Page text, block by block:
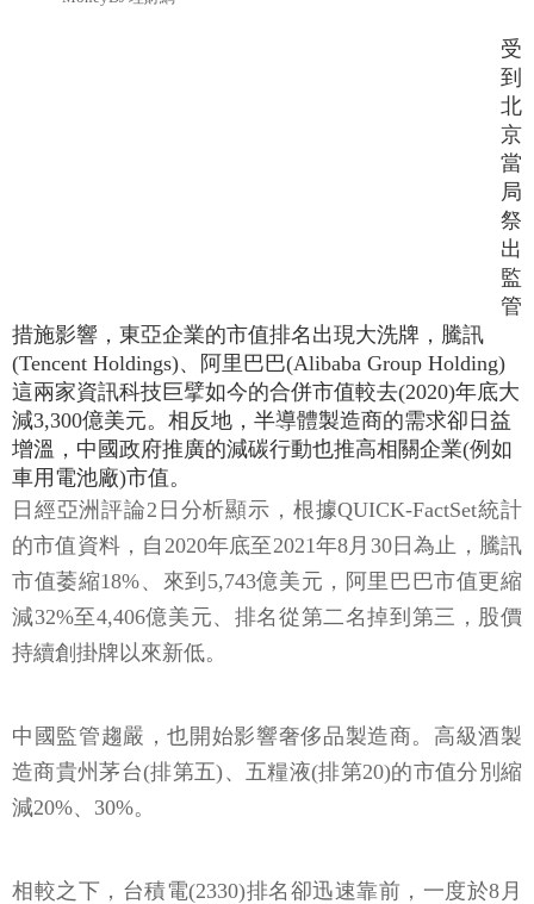
受
到
北
京
當
局
祭
出
監
管
措施影響，東亞企業的市值排名出現大洗牌，騰訊
(Tencent Holdings)、阿里巴巴(Alibaba Group Holding)
這兩家資訊科技巨擘如今的合併市值較去(2020)年底大
減3,300億美元。相反地，半導體製造商的需求卻日益
增溫，中國政府推廣的減碳行動也推高相關企業(例如
車用電池廠)市值。
日經亞洲評論2日分析顯示，根據QUICK-FactSet統計
的市值資料，自2020年底至2021年8月30日為止，騰訊
市值萎縮18%、來到5,743億美元，阿里巴巴市值更縮
減32%至4,406億美元、排名從第二名掉到第三，股價
持續創掛牌以來新低。
中國監管趨嚴，也開始影響奢侈品製造商。高級酒製
造商貴州茅台(排第五)、五糧液(排第20)的市值分別縮
減20%、30%。
相較之下，台積電(2330)排名卻迅速靠前，一度於8月